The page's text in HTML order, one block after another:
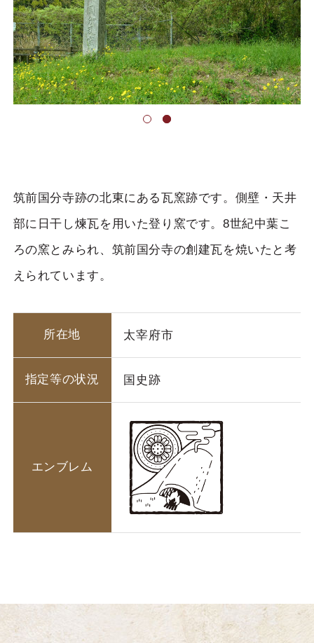
所在地 太宰府市
指定等の状況 国史跡
エンブレム
筑前国分寺跡の北東にある瓦窯跡です。側壁・天井
部に日干し煉瓦を用いた登り窯です。8世紀中葉こ
ろの窯とみられ、筑前国分寺の創建瓦を焼いたと考
えられています。